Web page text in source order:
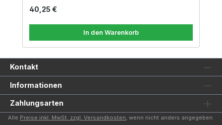
Regulärer Preis:
40,25 €
In den Warenkorb
Kontakt
Informationen
Zahlungsarten
Alle Preise inkl. MwSt. zzgl. Versandkosten, wenn nicht anders angegeben.